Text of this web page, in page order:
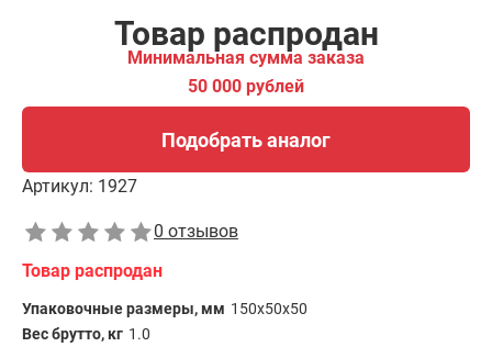
Товар распродан
Минимальная сумма заказа
50 000 рублей
Подобрать аналог
Артикул: 1927
0 отзывов
Товар распродан
Упаковочные размеры, мм 150х50х50
Вес брутто, кг 1.0